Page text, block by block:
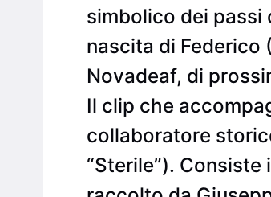
simbolico dei passi
nascita di Federico
Novadeaf, di
Il clip che
collaboratore
“Sterile”).